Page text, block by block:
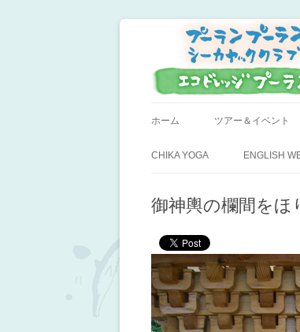
プーラン・プ
ホーム ツアー＆イベント
CHIKA YOGA ENGLISH
御神輿の欄間をほ